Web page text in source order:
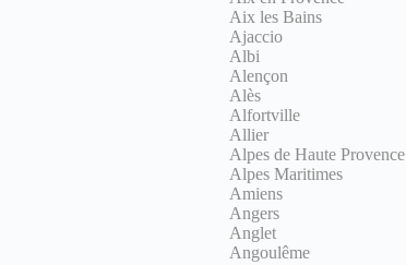
Aix les Bains
Ajaccio
Albi
Alençon
Alès
Alfortville
Allier
Alpes de Haute Provence
Alpes Maritimes
Amiens
Angers
Anglet
Angoulême